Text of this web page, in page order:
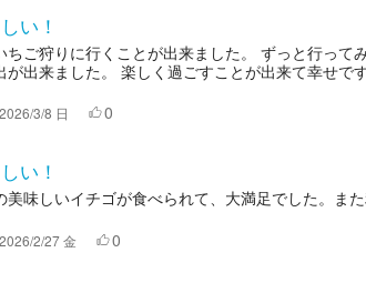
い！
ちご狩りに行くことが出来ました。 ずっと行って
が出来ました。 楽しく過ごすことが出来て幸せで
2026/3/8 日 0
い！
美味しいイチゴが食べられて、大満足でした。また
2026/2/27 金 0